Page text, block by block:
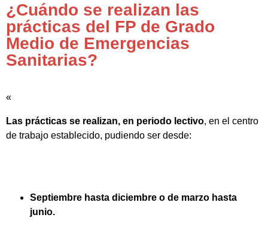
¿Cuándo se realizan las
prácticas del FP de Grado
Medio de Emergencias
Sanitarias?
«
Las prácticas se realizan, en periodo lectivo, en el centro
de trabajo establecido, pudiendo ser desde:
Septiembre hasta diciembre o de marzo hasta
junio.